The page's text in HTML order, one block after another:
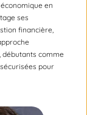
en
ses
financière,
débutants comme
pour